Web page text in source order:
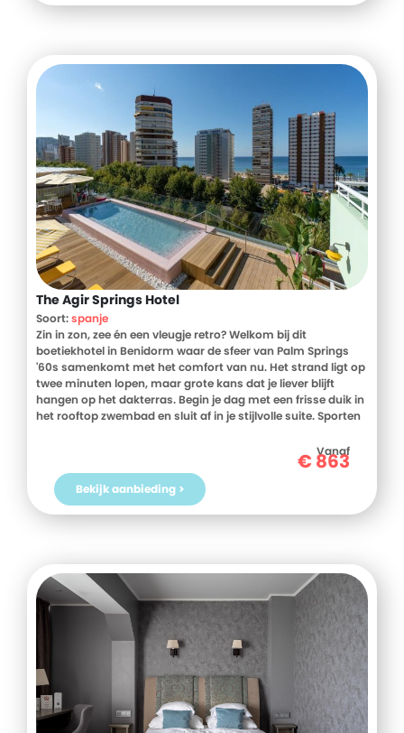
Fitnessruimte * Wi-Fi * Bagageruimte * Privé parkeerplaats
(gratis) Extra's * Incheck mogelijk vanaf 14:00 uur *
Uitchecken voor 11:00 uur * Late check-out mogelijk o.b.v.
beschikbaarheid (tegen betaling) * Massages (tegen
betaling) * Adults Only (18+) * Accommodatie is niet
rolstoeltoegankelijk Verzorging * Je verblijft bij St. John
Suites op basis van Logies en ontbijt
The Agir Springs Hotel
Soort:spanje
Zin in zon, zee én een vleugje retro? Welkom bij dit
boetiekhotel in Benidorm waar de sfeer van Palm Springs
'60s samenkomt met het comfort van nu. Het strand ligt op
twee minuten lopen, maar grote kans dat je liever blijft
hangen op het dakterras. Begin je dag met een frisse duik in
het rooftop zwembad en sluit af in je stijlvolle suite. Sporten
Vanaf
€863
Bekijk aanbieding >